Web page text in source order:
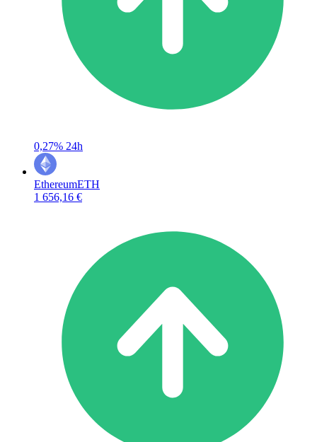
0,27% 24h
EthereumETH
1 656,16 €